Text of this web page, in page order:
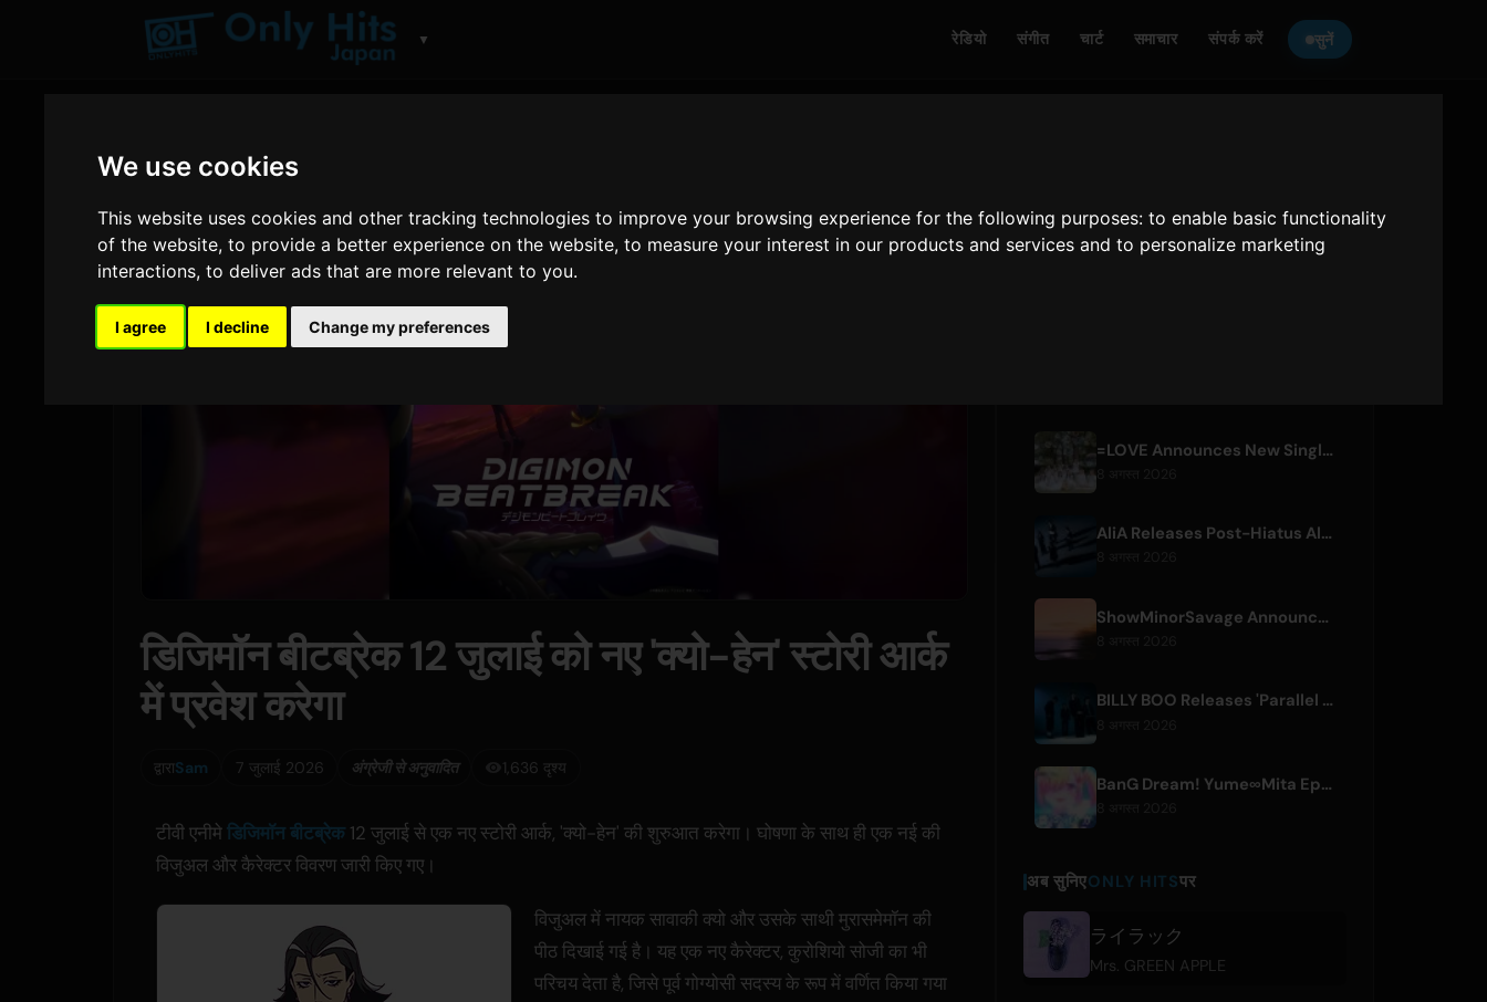
We use cookies
This website uses cookies and other tracking technologies to improve your browsing experience for the following purposes:to enable basic functionality
of the website,to provide a better experience on the website,to measure your interest in our products and services and to personalize marketing
interactions,to deliver ads that are more relevant to you.
I agree I decline Change my preferences
▼ रेडियो संगीत चार्ट समाचार संपर्क करें सुनें
डिजिमॉन बीटब्रेक 12 जुलाई को नए 'क्यो-हेन' स्टोरी आर्क
में प्रवेश करेगा
द्वाराSam 7 जुलाई 2026 अंग्रेजी से अनुवादित 1,636 दृश्य
टीवी एनीमेडिजिमॉन बीटब्रेक 12 जुलाई से एक नए स्टोरी आर्क, 'क्यो-हेन' की शुरुआत करेगा। घोषणा के साथ ही एक नई की
विजुअल और कैरेक्टर विवरण जारी किए गए।
विजुअल में नायक सावाकी क्यो और उसके साथी मुरासमेमॉन की
पीठ दिखाई गई है। यह एक नए कैरेक्टर, कुरोशियो सोजी का भी
परिचय देता है, जिसे पूर्व गोग्योसी सदस्य के रूप में वर्णित किया गया
Only Hits Japan
=LOVE Announces New Single 'Koi, Hajimemashita.' and Tokyo Dome Concerts
8 अगस्त 2026
AliA Releases Post-Hiatus Album 'mate', Announces Tokyo Live
ShowMinorSavage Announces New Digital Single 'Gradation'
BILLY BOO Releases 'Parallel Night-EP' Featuring TV Drama Theme Song
BanG Dream! Yume∞Mita Episode 8 Live Clip Released
अब सुनिएONLY HITSपर
ライラック
Mrs. GREEN APPLE